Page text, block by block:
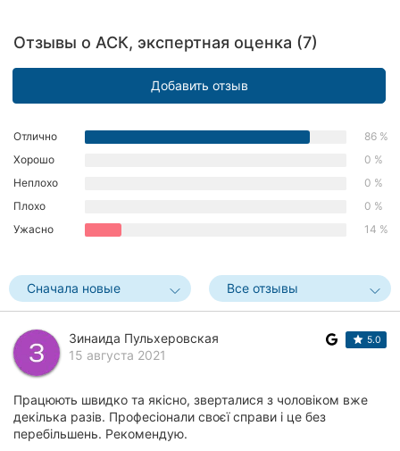
Харьков
Львов
Кривой
Херсон
Полтава
Чернигов
Черкассы
Отзывы о АСК, экспертная оценка (7)
Добавить отзыв
Отлично
86 %
Хорошо
0 %
Неплохо
0 %
Плохо
0 %
Ужасно
14 %
Сначала новые Все отзывы
Зинаида Пульхеровская
15 августа 2021
5.0
Працюють швидко та якісно, зверталися з чоловіком вже
декілька разів. Професіонали своєї справи і це без
перебільшень. Рекомендую.